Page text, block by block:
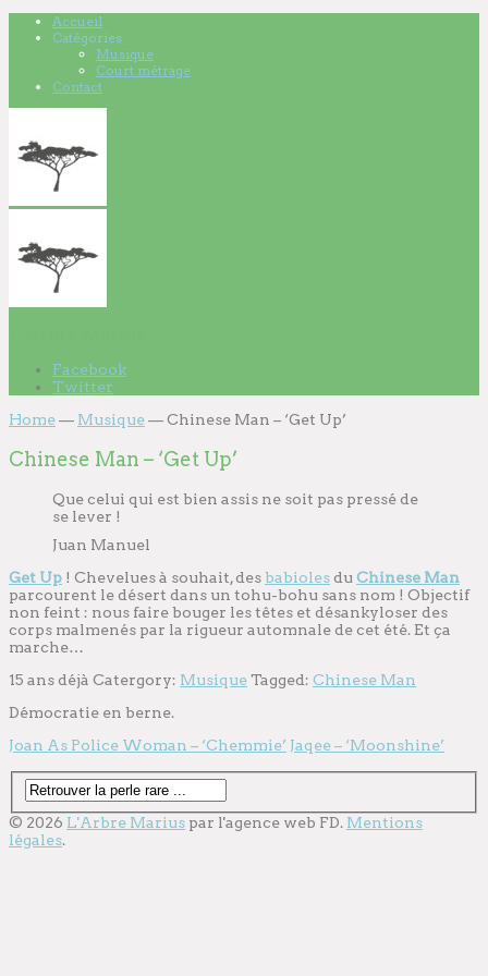
Accueil
Catégories
Musique
Court métrage
Contact
Facebook
Twitter
Home— Musique—Chinese Man – ‘Get Up’
Chinese Man – ‘Get Up’
Que celui qui est bien assis ne soit pas pressé de
se lever !
Juan Manuel
Get Up ! Chevelues à souhait, desbabiolesdu Chinese Man
parcourent le désert dans un tohu-bohu sans nom ! Objectif
non feint : nous faire bouger les têtes et désankyloser des
corps malmenés par la rigueur automnale de cet été. Et ça
marche…
15 ans déjà Catergory: MusiqueTagged: Chinese Man
Démocratie en berne.
Joan As Police Woman – ‘Chemmie’ Jaqee – ‘Moonshine’
© 2026 L'Arbre Marius par l'agence web FD. Mentions
légales.